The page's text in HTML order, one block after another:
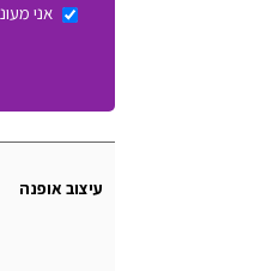
אני
עיצוב אופנה